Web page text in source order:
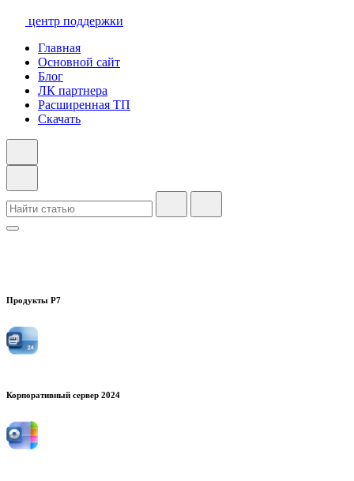
центр поддержки
Главная
Основной сайт
Блог
ЛК партнера
Расширенная ТП
Скачать
Продукты Р7
Корпоративный сервер 2024